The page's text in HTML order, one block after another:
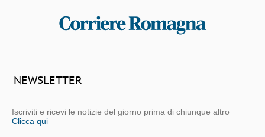
NEWSLETTER
Iscriviti e ricevi le notizie del giorno prima di chiunque altro
Clicca qui